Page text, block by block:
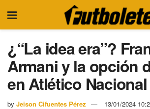
¿“La idea era”?
Armani y la opción
en Atlético Nacional
by Jeison Cifuentes Pérez 13/01/2024